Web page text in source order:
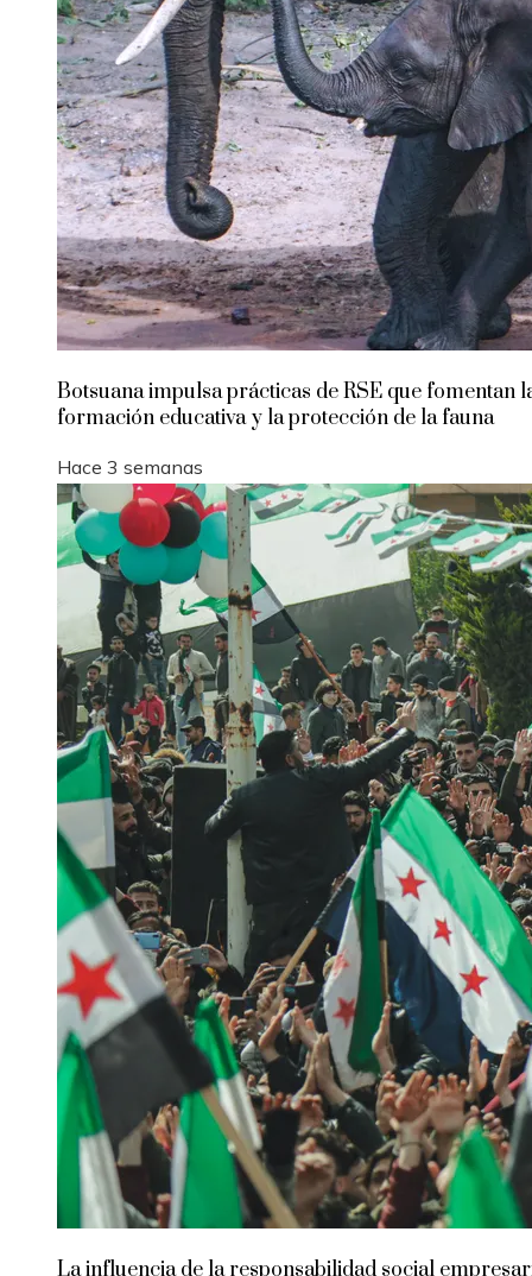
Botsuana impulsa prácticas de RSE que fomentan
formación educativa y la protección de la fauna
Hace 3 semanas
La influencia de la responsabilidad social